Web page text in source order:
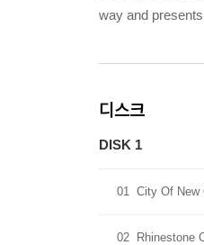
way and
디스크
DISK 1
01 City Of New
02 Rhinestone